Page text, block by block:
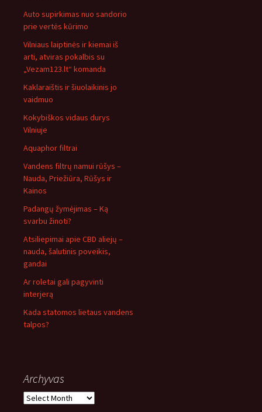
Auto supirkimas nuo sandorio
prie vertės kūrimo
Vilniaus laiptinės ir kiemai iš
arti, atviras pokalbis su
„Vezam123.lt“ komanda
Kaklaraištis ir šiuolaikinis jo
vaidmuo
Kokybiškos vidaus durys
Vilniuje
Aquaphor filtrai
Vandens filtrų namui rūšys –
Nauda, Priežiūra, Rūšys ir
Kainos
Padangų žymėjimas – Ką
svarbu žinoti?
Atsiliepimai apie CBD aliejų –
nauda, šalutinis poveikis,
gandai
Ar roletai gali pagyvinti
interjerą
Kada statomos lietaus vandens
talpos?
Archyvas
Archyvas